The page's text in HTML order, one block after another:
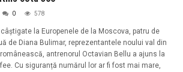
0 578
la Europenele de la Moscova, patru de
de Diana Bulimar, reprezentantele noului val din
antrenorul Octavian Bellu a ajuns la
Cu siguranță numărul lor ar fi fost mai mare,